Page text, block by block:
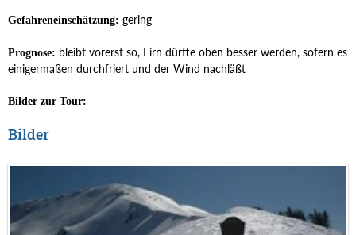
Gefahreneinschätzung: gering
Prognose: bleibt vorerst so, Firn dürfte oben besser werden, sofern es
einigermaßen durchfriert und der Wind nachläßt
Bilder zur Tour:
Bilder